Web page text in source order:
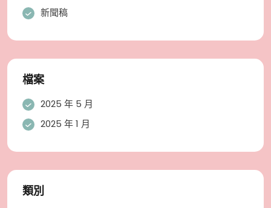
新聞稿
檔案
2025 年 5 月
2025 年 1 月
類別